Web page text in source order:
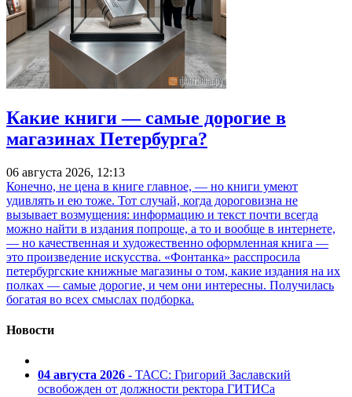
Какие книги — самые дорогие в
магазинах Петербурга?
06 августа 2026, 12:13
Конечно, не цена в книге главное, — но книги умеют
удивлять и ею тоже. Тот случай, когда дороговизна не
вызывает возмущения: информацию и текст почти всегда
можно найти в издания попроще, а то и вообще в интернете,
— но качественная и художественно оформленная книга —
это произведение искусства. «Фонтанка» расспросила
петербургские книжные магазины о том, какие издания на их
полках — самые дорогие, и чем они интересны. Получилась
богатая во всех смыслах подборка.
Новости
04 августа 2026 - ТАСС: Григорий Заславский
освобожден от должности ректора ГИТИСа